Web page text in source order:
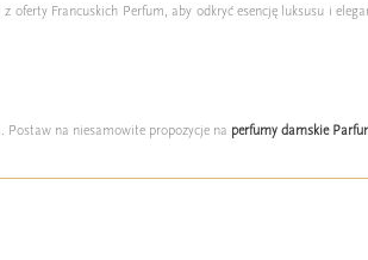
Francuskich Perfum, aby odkryć esencję luksusu i
Postaw na niesamowite propozycje na perfumy damskie